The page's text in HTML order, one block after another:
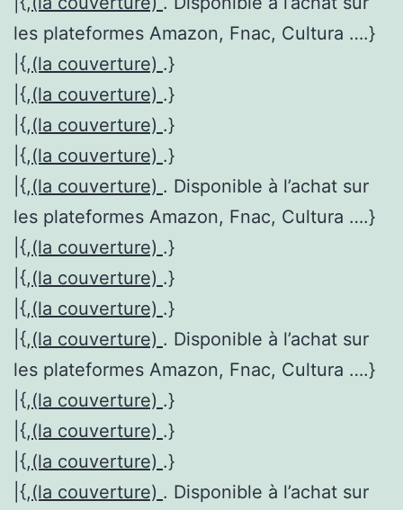
les plateformes Amazon, Fnac, Cultura ….}
|{,(la couverture) .}
|{,(la couverture) .}
|{,(la couverture) .}
|{,(la couverture) .}
|{,(la couverture) . Disponible à l’achat sur
les plateformes Amazon, Fnac, Cultura ….}
|{,(la couverture) .}
|{,(la couverture) .}
|{,(la couverture) .}
|{,(la couverture) . Disponible à l’achat sur
les plateformes Amazon, Fnac, Cultura ….}
|{,(la couverture) .}
|{,(la couverture) .}
|{,(la couverture) .}
|{,(la couverture) . Disponible à l’achat sur